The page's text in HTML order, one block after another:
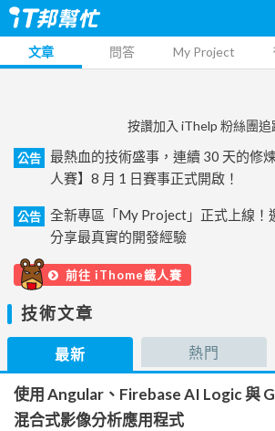
文章 問答 My Project
按讚加入 iThelp 粉絲團追
公告
最熱血的技術盛事，連續 30 天的修
人賽】8 月 1 日賽事正式開啟！
公告
全新專區「My Project」正式上線！
分享最真實的開發經驗
前往 iThome鐵人賽
技術文章
最新 熱門
使用 Angular、Firebase AI Logic 與
混合式影像分析應用程式